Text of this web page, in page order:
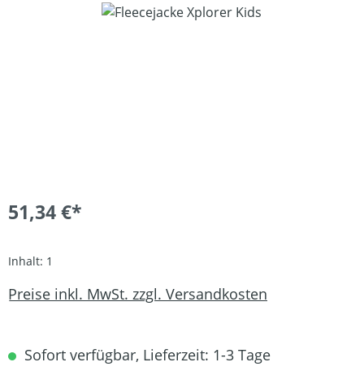
Bildergalerie überspringen
51,34 €*
Inhalt: 1
Preise inkl. MwSt. zzgl. Versandkosten
Sofort verfügbar, Lieferzeit: 1-3 Tage